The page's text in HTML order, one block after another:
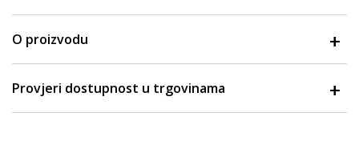
O proizvodu
Provjeri dostupnost u trgovinama